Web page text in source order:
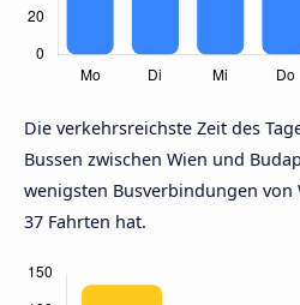
Die verkehrsreichste Zeit des
Bussen zwischen Wien und
wenigsten Busverbindungen von
37 Fahrten hat.